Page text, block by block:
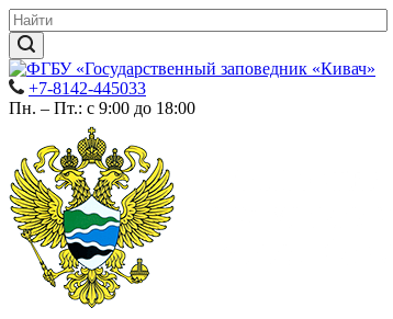
+7-8142-445033
Пн. – Пт.: с 9:00 до 18:00